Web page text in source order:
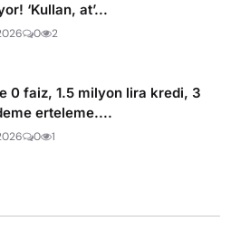
‘Kullan, at’...
0 2
0 faiz, 1.5 milyon lira kredi, 3
erteleme....
0 1